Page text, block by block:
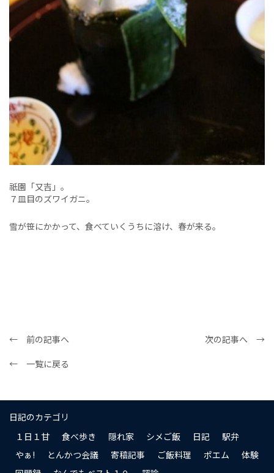
祇園「又吉」。
７皿目のズワイガニ。
雪が笹にかかって、食べていくうちに溶け、春が来る。
← 前の記事へ
次の記事へ →
← 一覧に戻る
日記のカテゴリ
１日１甘
食べ歩き 隠れ家 シメご飯 日記
駅弁
やぁ!
とんかつ会議 寄稿記事 ご飯料理 ポエム
体験